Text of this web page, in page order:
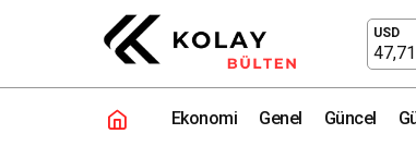
USD
47,71
Ekonomi Genel Güncel
Selçuklu’nun Şampiyon